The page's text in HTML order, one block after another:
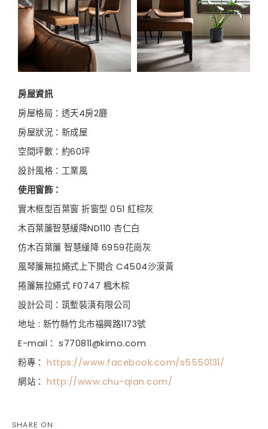
房屋資訊
房屋格局：透天4房2廳
房屋狀況：新成屋
空間坪數：約60坪
設計風格：工業風
使用窗飾：
實木框型百葉窗 折窗型 051 紅棕灰
木百葉簾智慧緩降ND110 杏仁白
仿木百葉簾 智慧緩降 6959花崗灰
風琴簾無拉繩式上下開合 C4504沙漠黃
捲簾無拉繩式 F0747 楓木棕
設計公司：筑塹裝潢有限公司
地址 : 新竹縣竹北市福興路1173號
E-mail： s770811@kimo.com
粉專： https://www.facebook.com/s5550131/
網站： http://www.chu-qian.com/
SHARE ON: